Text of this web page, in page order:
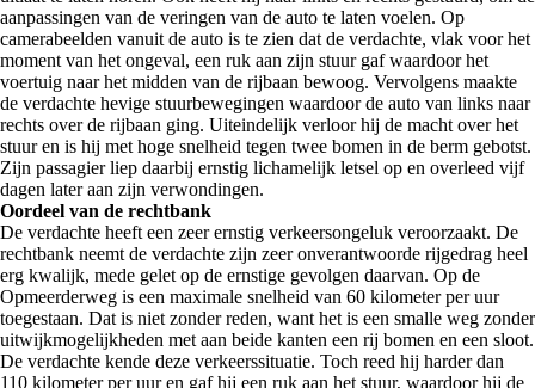
aanpassingen van de veringen van de auto te laten voelen. Op
camerabeelden vanuit de auto is te zien dat de verdachte, vlak voor het
moment van het ongeval, een ruk aan zijn stuur gaf waardoor het
voertuig naar het midden van de rijbaan bewoog. Vervolgens maakte
de verdachte hevige stuurbewegingen waardoor de auto van links naar
rechts over de rijbaan ging. Uiteindelijk verloor hij de macht over het
stuur en is hij met hoge snelheid tegen twee bomen in de berm gebotst.
Zijn passagier liep daarbij ernstig lichamelijk letsel op en overleed vijf
dagen later aan zijn verwondingen.
Oordeel van de rechtbank
De verdachte heeft een zeer ernstig verkeersongeluk veroorzaakt. De
rechtbank neemt de verdachte zijn zeer onverantwoorde rijgedrag heel
erg kwalijk, mede gelet op de ernstige gevolgen daarvan. Op de
Opmeerderweg is een maximale snelheid van 60 kilometer per uur
toegestaan. Dat is niet zonder reden, want het is een smalle weg zonder
uitwijkmogelijkheden met aan beide kanten een rij bomen en een sloot.
De verdachte kende deze verkeerssituatie. Toch reed hij harder dan
110 kilometer per uur en gaf hij een ruk aan het stuur, waardoor hij de